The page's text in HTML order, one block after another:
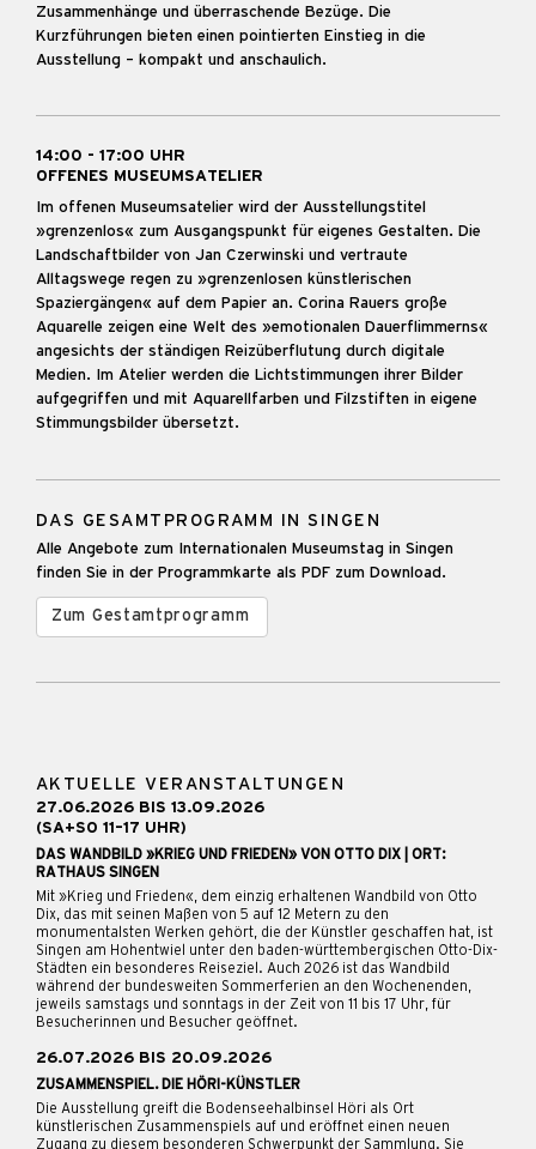
Zusammenhänge und überraschende Bezüge. Die
Kurzführungen bieten einen pointierten Einstieg in die
Ausstellung – kompakt und anschaulich.
14:00 - 17:00 UHR
OFFENES MUSEUMSATELIER
Im offenen Museumsatelier wird der Ausstellungstitel
»grenzenlos« zum Ausgangspunkt für eigenes Gestalten. Die
Landschaftbilder von Jan Czerwinski und vertraute
Alltagswege regen zu »grenzenlosen künstlerischen
Spaziergängen« auf dem Papier an. Corina Rauers große
Aquarelle zeigen eine Welt des »emotionalen Dauerflimmerns«
angesichts der ständigen Reizüberflutung durch digitale
Medien. Im Atelier werden die Lichtstimmungen ihrer Bilder
aufgegriffen und mit Aquarellfarben und Filzstiften in eigene
Stimmungsbilder übersetzt.
DAS GESAMTPROGRAMM IN SINGEN
Alle Angebote zum Internationalen Museumstag in Singen
finden Sie in der Programmkarte als PDF zum Download.
Zum Gestamtprogramm
AKTUELLE VERANSTALTUNGEN
27.06.2026 BIS 13.09.2026
(SA+SO 11–17 UHR)
DAS WANDBILD »KRIEG UND FRIEDEN» VON OTTO DIX | ORT:
RATHAUS SINGEN
Mit »Krieg und Frieden«, dem einzig erhaltenen Wandbild von Otto
Dix, das mit seinen Maßen von 5 auf 12 Metern zu den
monumentalsten Werken gehört, die der Künstler geschaffen hat, ist
Singen am Hohentwiel unter den baden-württembergischen Otto-Dix-
Städten ein besonderes Reiseziel. Auch 2026 ist das Wandbild
während der bundesweiten Sommerferien an den Wochenenden,
jeweils samstags und sonntags in der Zeit von 11 bis 17 Uhr, für
Besucherinnen und Besucher geöffnet.
26.07.2026 BIS 20.09.2026
ZUSAMMENSPIEL. DIE HÖRI-KÜNSTLER
Die Ausstellung greift die Bodenseehalbinsel Höri als Ort
künstlerischen Zusammenspiels auf und eröffnet einen neuen
Zugang zu diesem besonderen Schwerpunkt der Sammlung. Sie